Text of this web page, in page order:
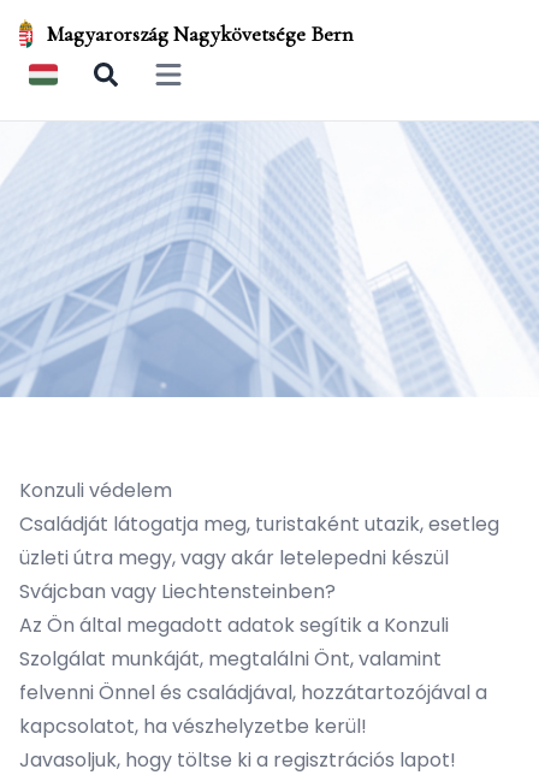
Magyarország Nagykövetsége Bern
Open main menu
Konzuli védelem
Családját látogatja meg, turistaként utazik, esetleg
üzleti útra megy, vagy akár letelepedni készül
Svájcban vagy Liechtensteinben?
Az Ön által megadott adatok segítik a Konzuli
Szolgálat munkáját, megtalálni Önt, valamint
felvenni Önnel és családjával, hozzátartozójával a
kapcsolatot, ha vészhelyzetbe kerül!
Javasoljuk, hogy töltse ki a regisztrációs lapot!